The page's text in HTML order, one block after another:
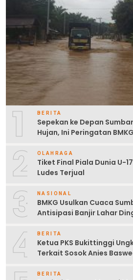
1 BERITA
Sepekan ke Depan
Hujan, Ini Peringatan BMKG
2 OLAHRAGA
Tiket Final Piala Dunia U-
Ludes Terjual
3 NASIONAL
BMKG Usulkan Cuaca
Antisipasi Banjir Lahar
4 BERITA
Ketua PKS Bukittinggi
Terkait Sosok Anies
BERITA